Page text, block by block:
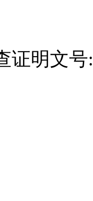
证明文